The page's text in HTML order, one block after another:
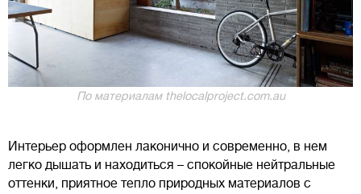
По материалам thelocalproject.com.au
Интерьер оформлен лаконично и современно, в нем
легко дышать и находиться – спокойные нейтральные
оттенки, приятное тепло природных материалов с